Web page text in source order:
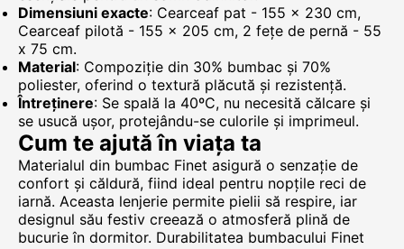
Dimensiuni exacte: Cearceaf pat - 155 x 230 cm,
Cearceaf pilotă - 155 x 205 cm, 2 fețe de pernă - 55
x 75 cm.
Material: Compoziție din 30% bumbac și 70%
poliester, oferind o textură plăcută și rezistență.
Întreținere: Se spală la 40ºC, nu necesită călcare și
se usucă ușor, protejându-se culorile și imprimeul.
Cum te ajută în viața ta
Materialul din bumbac Finet asigură o senzație de
confort și căldură, fiind ideal pentru nopțile reci de
iarnă. Aceasta lenjerie permite pielii să respire, iar
designul său festiv creează o atmosferă plină de
bucurie în dormitor. Durabilitatea bumbacului Finet